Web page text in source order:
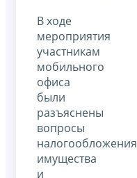
В ходе
мероприятия
участникам
мобильного
офиса
были
разъяснены
вопросы
налогообложения
имущества
и